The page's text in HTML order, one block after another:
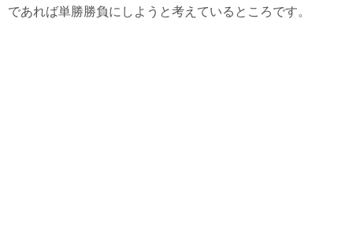
であれば単勝勝負にしようと考えているところです。